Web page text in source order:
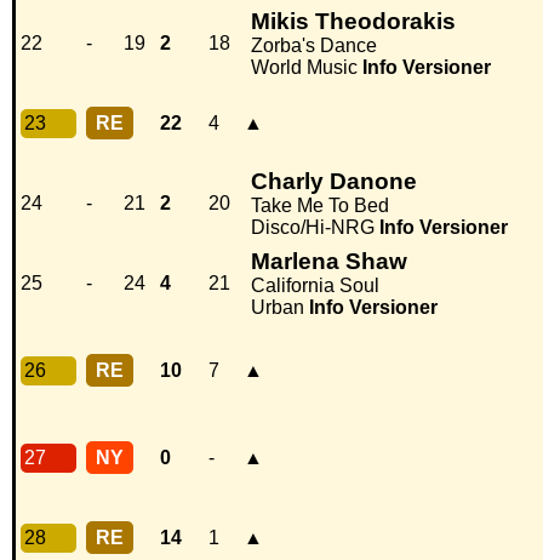
22 - 19 2 18
Mikis Theodorakis
Zorba's Dance
World Music Info Versioner
23 RE 22 4 ▲
24 - 21 2 20
Charly Danone
Take Me To Bed
Disco/Hi-NRG Info Versioner
25 - 24 4 21
Marlena Shaw
California Soul
Urban Info Versioner
26 RE 10 7 ▲
27 NY 0 - ▲
28 RE 14 1 ▲